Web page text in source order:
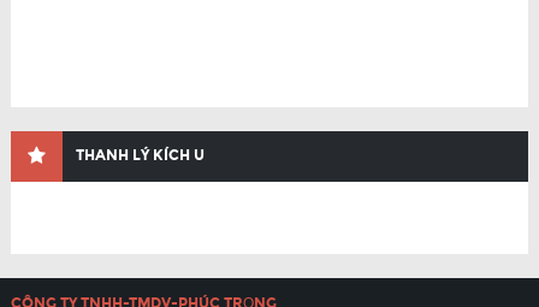
THANH LÝ KÍCH U
CÔNG TY TNHH-TMDV-PHÚC TRỌNG